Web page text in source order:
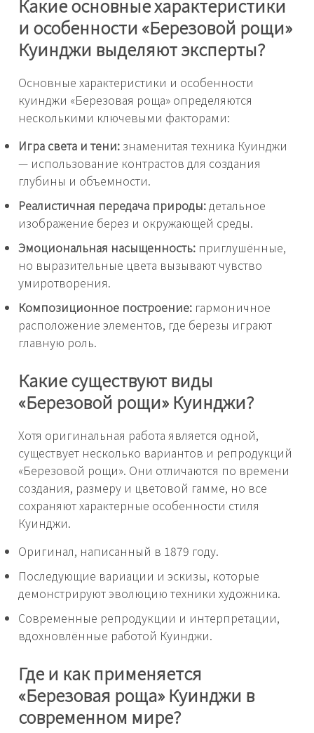
Какие основные характеристики
и особенности «Березовой рощи»
Куинджи выделяют эксперты?
Основные характеристики и особенности
куинджи «Березовая роща» определяются
несколькими ключевыми факторами:
Игра света и тени: знаменитая техника Куинджи
— использование контрастов для создания
глубины и объемности.
Реалистичная передача природы:детальное
изображение берез и окружающей среды.
Эмоциональная насыщенность: приглушённые,
но выразительные цвета вызывают чувство
умиротворения.
Композиционное построение: гармоничное
расположение элементов, где березы играют
главную роль.
Какие существуют виды
«Березовой рощи» Куинджи?
Хотя оригинальная работа является одной,
существует несколько вариантов и репродукций
«Березовой рощи». Они отличаются по времени
создания, размеру и цветовой гамме, но все
сохраняют характерные особенности стиля
Куинджи.
Оригинал, написанный в 1879 году.
Последующие вариации и эскизы, которые
демонстрируют эволюцию техники художника.
Современные репродукции и интерпретации,
вдохновлённые работой Куинджи.
Где и как применяется
«Березовая роща» Куинджи в
современном мире?